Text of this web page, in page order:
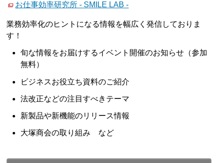
お仕事効率研究所 - SMILE LAB -
業務効率化のヒントになる情報を幅広く発信しておりま
す！
旬な情報をお届けするイベント開催のお知らせ（参加
無料）
ビジネスお役立ち資料のご紹介
法改正などの注目すべきテーマ
新製品や新機能のリリース情報
大塚商会の取り組み など